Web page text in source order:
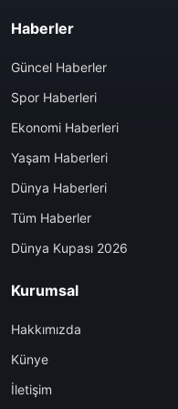
Haberler
Güncel Haberler
Spor Haberleri
Ekonomi Haberleri
Yaşam Haberleri
Dünya Haberleri
Tüm Haberler
Dünya Kupası 2026
Kurumsal
Hakkımızda
Künye
İletişim